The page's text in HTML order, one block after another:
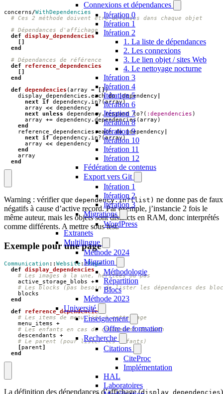
Connexions et dépendances
Itération 0
Itération 1
Itération 2
1. La liste de dépendances
2. Les connexions
3. Le lien objet / sites Web
4. Le nettoyage nocturne
Itération 3
Itération 4
Itération 5
Itération 6
Itération 7
Itération 8
Itération 9
Itération 10
Itération 11
Itération 12
Fédération de contenus
Export vers Git
Itération 1
Itération 2
Itération 3
Migrations
WordPress
Extranets
Multilingue
Méthode 2024
Migration
Méthodologie
Répartition
Blocs
Méthode 2023
Université
Enseignement
Offre de formation
Recherche
Citations
CiteProc
Implémentation
HAL
Laboratoires
concerns/WithDependencies
# Ces 2 méthode doivent être définies dans chaque objet
# Dépendances d'affichage
def
display_dependencies
[]
end
# Dépendances de référence
def
reference_dependencies
[]
end
def
dependencies (array = [])
display_dependencies .each do |dependency
next
if dependency . in? (array )
array
<< dependency
next
unless dependency . respond_to? ( :dependencies )
array
+= dependency .dependencies (array )
end
reference_dependencies .each do |dependency
next
if dependency . in? (array )
array
<< dependency
end
array
end
Warning : vérifier que dependency.in?(list) ne donne pas de faux
négatifs à cause d’active record. Par exemple, j’instancie 2 fois le
même auteur, mais les objets sont distincts en RAM, donc interprétés
comme différents. A mettre sous test.
Exemple pour une page
Communication ::Website ::Page
def
display_dependencies
# Les images à la une, héritées ou pas
active_storage_blobs
+
# Les blocks (pas besoin de lister les dépendances des
blocks
end
def
reference_dependencies
# Les items de menu liés à cette page
menu_items
+
# Les enfants en cas de changement de path
descendants
+
# Le parent (pour lister les enfants)
parent
end
La définition des dépendances d’affichage (display_dependencies)